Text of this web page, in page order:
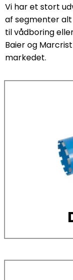
Vi har et stort
af segmenter
til vådboring
Baier og
markedet.